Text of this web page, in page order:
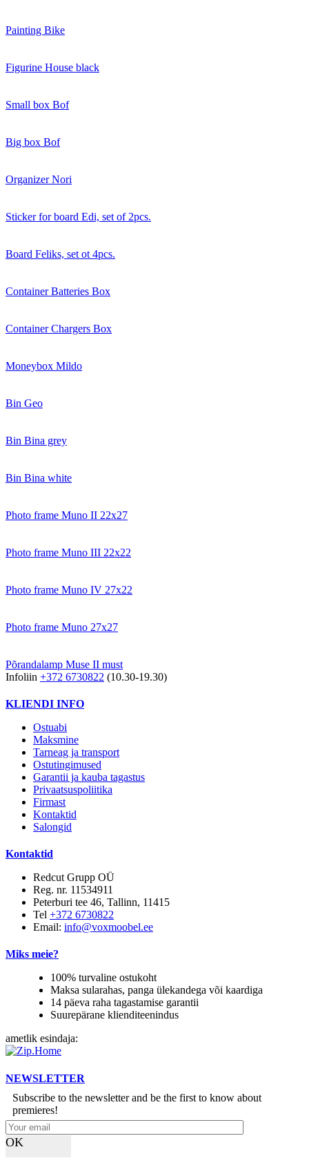
Painting Bike
Figurine House black
Small box Bof
Big box Bof
Organizer Nori
Sticker for board Edi, set of 2pcs.
Board Feliks, set ot 4pcs.
Container Batteries Box
Container Chargers Box
Moneybox Mildo
Bin Geo
Bin Bina grey
Bin Bina white
Photo frame Muno II 22x27
Photo frame Muno III 22x22
Photo frame Muno IV 27x22
Photo frame Muno 27x27
Põrandalamp Muse II must
Infoliin +372 6730822 (10.30-19.30)
KLIENDI INFO
Ostuabi
Maksmine
Tarneag ja transport
Ostutingimused
Garantii ja kauba tagastus
Privaatsuspoliitika
Firmast
Kontaktid
Salongid
Kontaktid
Redcut Grupp OÜ
Reg. nr. 11534911
Peterburi tee 46, Tallinn, 11415
Tel +372 6730822
Email: info@voxmoobel.ee
Miks meie?
100% turvaline ostukoht
Maksa sularahas, panga ülekandega või kaardiga
14 päeva raha tagastamise garantii
Suurepärane klienditeenindus
ametlik esindaja:
NEWSLETTER
Subscribe to the newsletter and be the first to know about
premieres!
OK